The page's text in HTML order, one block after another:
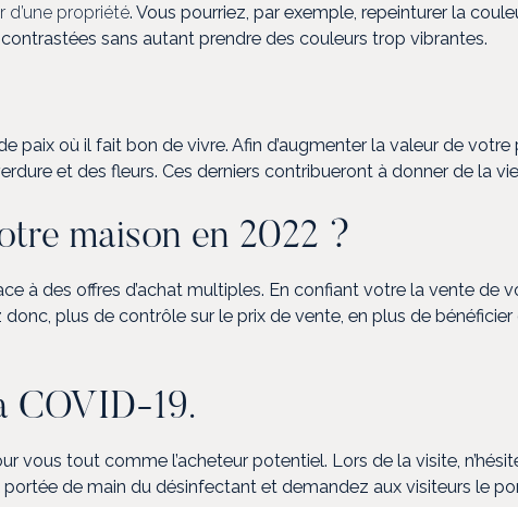
propriété. Vous pourriez, par exemple, repeinturer la
sans autant prendre des couleurs trop vibrantes.
paix où il fait bon de vivre. Afin d’augmenter la valeur de
et des fleurs. Ces derniers contribueront à donner de la
maison en 2022 ?
à des offres d’achat multiples. En confiant votre la vente de
plus de contrôle sur le prix de vente, en plus de
COVID-19.
tout comme l’acheteur potentiel. Lors de la visite,
portée de main du désinfectant et demandez aux visiteurs le